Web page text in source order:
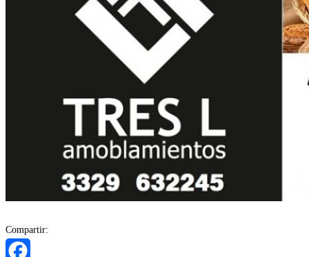
Compartir: